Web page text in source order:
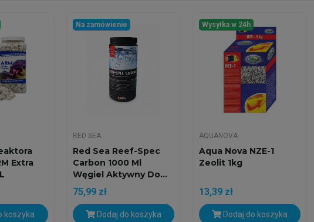
Extra
koszyka
Na zamówienie
RED SEA
Red Sea Reef-Spec
Carbon 1000 Ml
Węgiel Aktywny Do...
75,99 zł
Dodaj do koszyka
Wysyłka w 24h
AQUANOVA
Aqua Nova NZE-1
Zeolit 1kg
13,39 zł
Dodaj do koszyka